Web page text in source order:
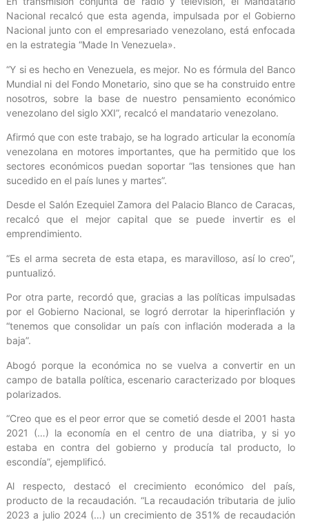
Nacional recalcó que esta agenda, impulsada por el Gobierno
Nacional junto con el empresariado venezolano, está enfocada
en la estrategia “Made In Venezuela».
“Y si es hecho en Venezuela, es mejor. No es fórmula del Banco
Mundial ni del Fondo Monetario, sino que se ha construido entre
nosotros, sobre la base de nuestro pensamiento económico
venezolano del siglo XXI”, recalcó el mandatario venezolano.
Afirmó que con este trabajo, se ha logrado articular la economía
venezolana en motores importantes, que ha permitido que los
sectores económicos puedan soportar “las tensiones que han
sucedido en el país lunes y martes”.
Desde el Salón Ezequiel Zamora del Palacio Blanco de Caracas,
recalcó que el mejor capital que se puede invertir es el
emprendimiento.
“Es el arma secreta de esta etapa, es maravilloso, así lo creo”,
puntualizó.
Por otra parte, recordó que, gracias a las políticas impulsadas
por el Gobierno Nacional, se logró derrotar la hiperinflación y
“tenemos que consolidar un país con inflación moderada a la
baja”.
Abogó porque la económica no se vuelva a convertir en un
campo de batalla política, escenario caracterizado por bloques
polarizados.
“Creo que es el peor error que se cometió desde el 2001 hasta
2021 (…) la economía en el centro de una diatriba, y si yo
estaba en contra del gobierno y producía tal producto, lo
escondía”, ejemplificó.
Al respecto, destacó el crecimiento económico del país,
producto de la recaudación. “La recaudación tributaria de julio
2023 a julio 2024 (…) un crecimiento de 351% de recaudación